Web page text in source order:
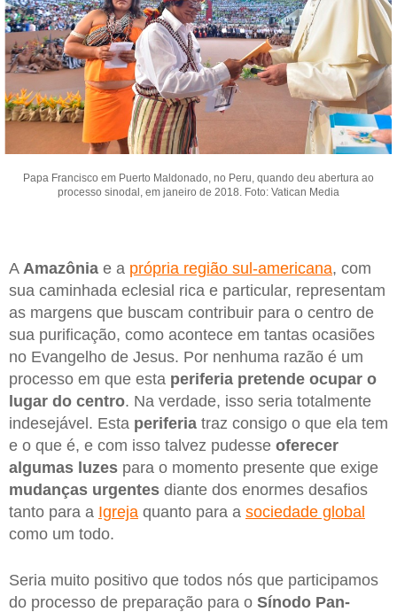
Papa Francisco em Puerto Maldonado, no Peru, quando deu abertura ao
processo sinodal, em janeiro de 2018. Foto: Vatican Media
A Amazônia e a própria região sul-americana, com
sua caminhada eclesial rica e particular, representam
as margens que buscam contribuir para o centro de
sua purificação, como acontece em tantas ocasiões
no Evangelho de Jesus. Por nenhuma razão é um
processo em que esta periferia pretende ocupar o
lugar do centro. Na verdade, isso seria totalmente
indesejável. Esta periferia traz consigo o que ela tem
e o que é, e com isso talvez pudesse oferecer
algumas luzes para o momento presente que exige
mudanças urgentes diante dos enormes desafios
tanto para a Igreja quanto para a sociedade global
como um todo.
Seria muito positivo que todos nós que participamos
do processo de preparação para o Sínodo Pan-